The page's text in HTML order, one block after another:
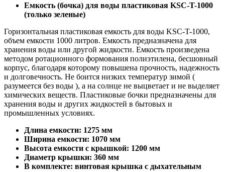
Емкость (бочка) для воды пластиковая KSC-T-1000
(только зеленые)
Горизонтальная пластиковая емкость для воды KSC-T-1000,
объем емкости 1000 литров. Емкость предназначена для
хранения воды или другой жидкости. Емкость произведена
методом ротационного формования полиэтилена, бесшовный
корпус, благодаря которому повышена прочность, надежность
и долговечность. Не боится низких температур зимой (
разумеется без воды ), а на солнце не выцветает и не выделяет
химических веществ. Пластиковые бочки предназначены для
хранения воды и других жидкостей в бытовых и
промышленных условиях.
Длина емкости: 1275 мм
Ширина емкости: 1070 мм
Высота емкости с крышкой: 1200 мм
Диаметр крышки: 360 мм
В комплекте: винтовая крышка с дыхательным